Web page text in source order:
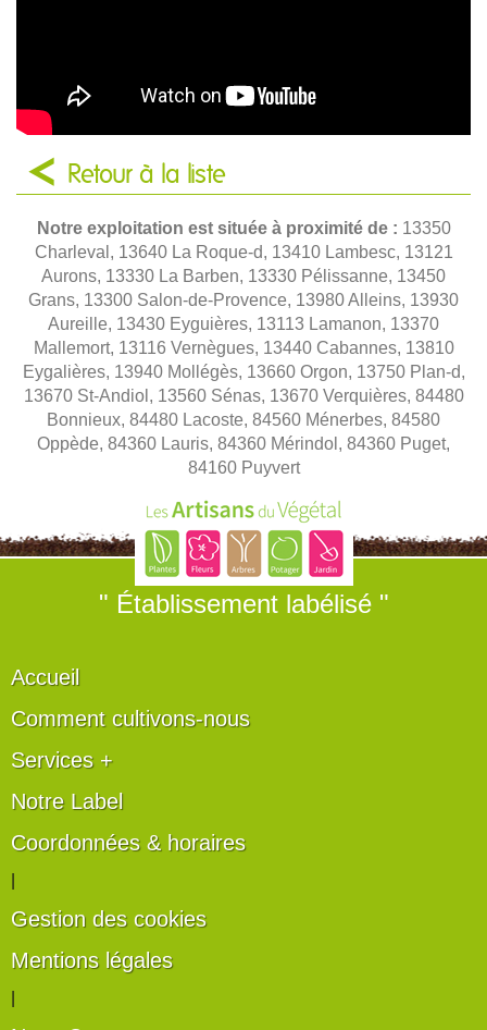
Retour à la liste
Notre exploitation est située à proximité de : 13350
Charleval, 13640 La Roque-d, 13410 Lambesc, 13121
Aurons, 13330 La Barben, 13330 Pélissanne, 13450
Grans, 13300 Salon-de-Provence, 13980 Alleins, 13930
Aureille, 13430 Eyguières, 13113 Lamanon, 13370
Mallemort, 13116 Vernègues, 13440 Cabannes, 13810
Eygalières, 13940 Mollégès, 13660 Orgon, 13750 Plan-d,
13670 St-Andiol, 13560 Sénas, 13670 Verquières, 84480
Bonnieux, 84480 Lacoste, 84560 Ménerbes, 84580
Oppède, 84360 Lauris, 84360 Mérindol, 84360 Puget,
84160 Puyvert
" Établissement labélisé "
Accueil
Comment cultivons-nous
Services +
Notre Label
Coordonnées & horaires
Gestion des cookies
Mentions légales